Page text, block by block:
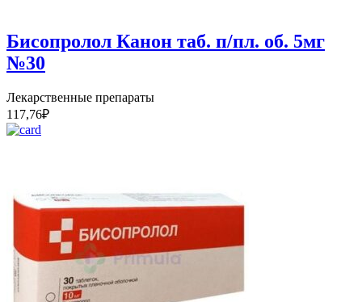
Бисопролол Канон таб. п/пл. об. 5мг
№30
Лекарственные препараты
117,76₽